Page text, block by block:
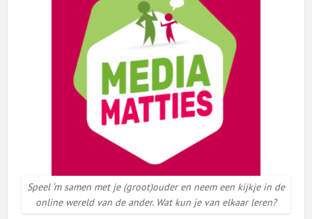
Speel ‘m samen met je (groot)ouder en neem een kijkje in de
online wereld van de ander. Wat kun je van elkaar leren?